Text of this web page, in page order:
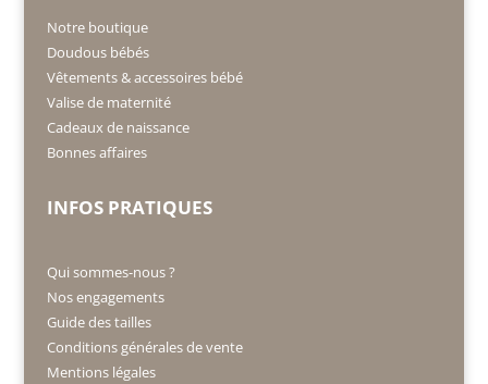
Notre boutique
Doudous bébés
Vêtements & accessoires bébé
Valise de maternité
Cadeaux de naissance
Bonnes affaires
INFOS PRATIQUES
Qui sommes-nous ?
Nos engagements
Guide des tailles
Conditions générales de vente
Mentions légales